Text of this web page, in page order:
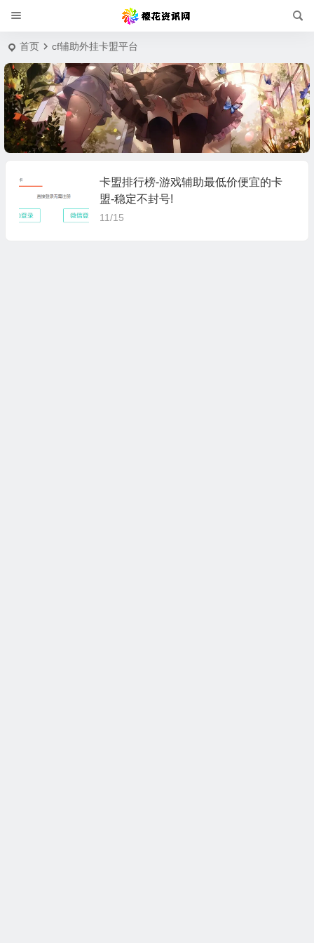
首页 cf辅助外挂卡盟平台
卡盟排行榜-游戏辅助最低价便宜的卡
盟-稳定不封号!
11/15